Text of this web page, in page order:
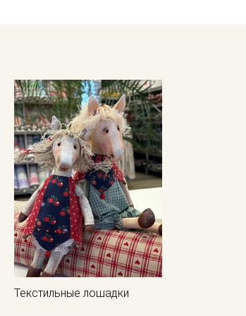
изделии.Ткань натуральная дает усадку до
40C;
мягкие моющие средства без агрессивных
в расправленном, подвешенном состоянии (не
может отличаться от оригинального цвета
от партии тон ткани может отличаться.
Текстильные лошадки